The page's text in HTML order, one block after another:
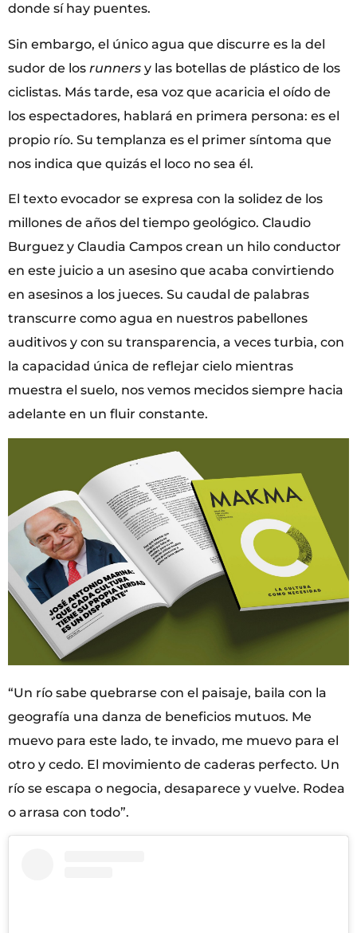
donde sí hay puentes.
Sin embargo, el único agua que discurre es la del
sudor de los runners y las botellas de plástico de los
ciclistas. Más tarde, esa voz que acaricia el oído de
los espectadores, hablará en primera persona: es el
propio río. Su templanza es el primer síntoma que
nos indica que quizás el loco no sea él.
El texto evocador se expresa con la solidez de los
millones de años del tiempo geológico. Claudio
Burguez y Claudia Campos crean un hilo conductor
en este juicio a un asesino que acaba convirtiendo
en asesinos a los jueces. Su caudal de palabras
transcurre como agua en nuestros pabellones
auditivos y con su transparencia, a veces turbia, con
la capacidad única de reflejar cielo mientras
muestra el suelo, nos vemos mecidos siempre hacia
adelante en un fluir constante.
“Un río sabe quebrarse con el paisaje, baila con la
geografía una danza de beneficios mutuos. Me
muevo para este lado, te invado, me muevo para el
otro y cedo. El movimiento de caderas perfecto. Un
río se escapa o negocia, desaparece y vuelve. Rodea
o arrasa con todo”.